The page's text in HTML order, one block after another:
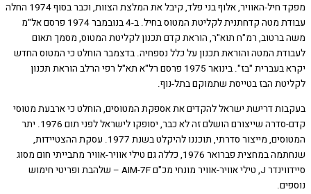
מפקד חיל-האוויר, אלוף בני פלד, קיבל את המלצת הצוות, וכבר בסוף 1974 החלה
עבודת מטה קדחתנית לקליטת המטוס בחיל. ב-4 בנובמבר 1974 פרסם אל"מ
רמ"ח תוא"ר, הוראת קדם תכנון לקליטת המטוס, מסמך תאום
המטה והוראת תכנון על כלל נספחיה. בדצמבר הוחלט כי המטוס החדש
יקרא בעברית "בז". בינואר 1975 פרסם רל"א תא"ל רפי הרלב הוראת תכנון
הבז בטייסת שתמוקם בתל-נוף.
דרישת ישראל להקדים את אספקת המטוסים, הוחלט כי ארבעת מטוסי
קדם-סדרה שייצורם הושלם זה לא כבר, יסופקו לישראל לפני תום 1976. יתר
המטוסים, מייצור סדרתי, תוכננו להיקלט בשנת 1977. עסקת ההצטיידות,
שנחתמה במחצית פברואר 1976, כללה גם טילי אוויר-אוויר מתבייתי חום מסוג
סיידווינדר J, טילי אוויר-אוויר מונחי מכ"ם AIM-7F – שלהבת ופריטי חימוש